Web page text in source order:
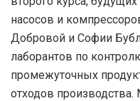
насосов и
Добровой и Софии
лаборантов по
промежуточных
отходов